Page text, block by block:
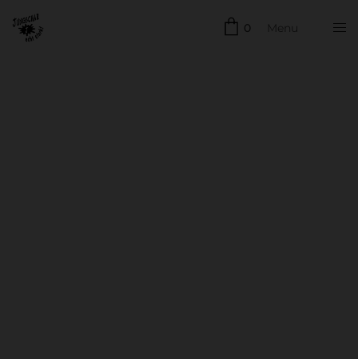
0 Menu